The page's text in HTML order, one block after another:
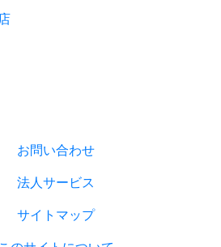
お問い合わせ
法人サービス
サイトマップ